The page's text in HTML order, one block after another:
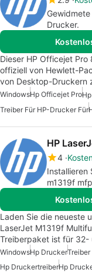
Drucker.
Dieser HP Officejet
offiziell von Hewlett-
von Desktop-Druckern
WindowsHp Officejet Pro
Treiber Für HP-Drucker Für
4
Installieren
m1319f mfp
Laden Sie die neueste
LaserJet M1319f
Treiberpaket ist für
WindowsHp Drucker
Hp DruckertreiberHp